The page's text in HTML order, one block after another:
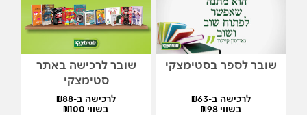
שובר לספר בסטימצקי
לרכישה ב-₪63
בשווי ₪98
שובר לרכישה באתר
סטימצקי
לרכישה ב-₪88
בשווי ₪100